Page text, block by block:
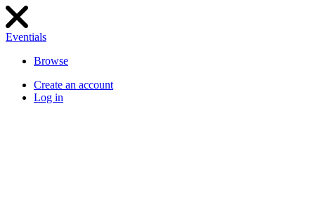
Eventials
Browse
Create an account
Log in